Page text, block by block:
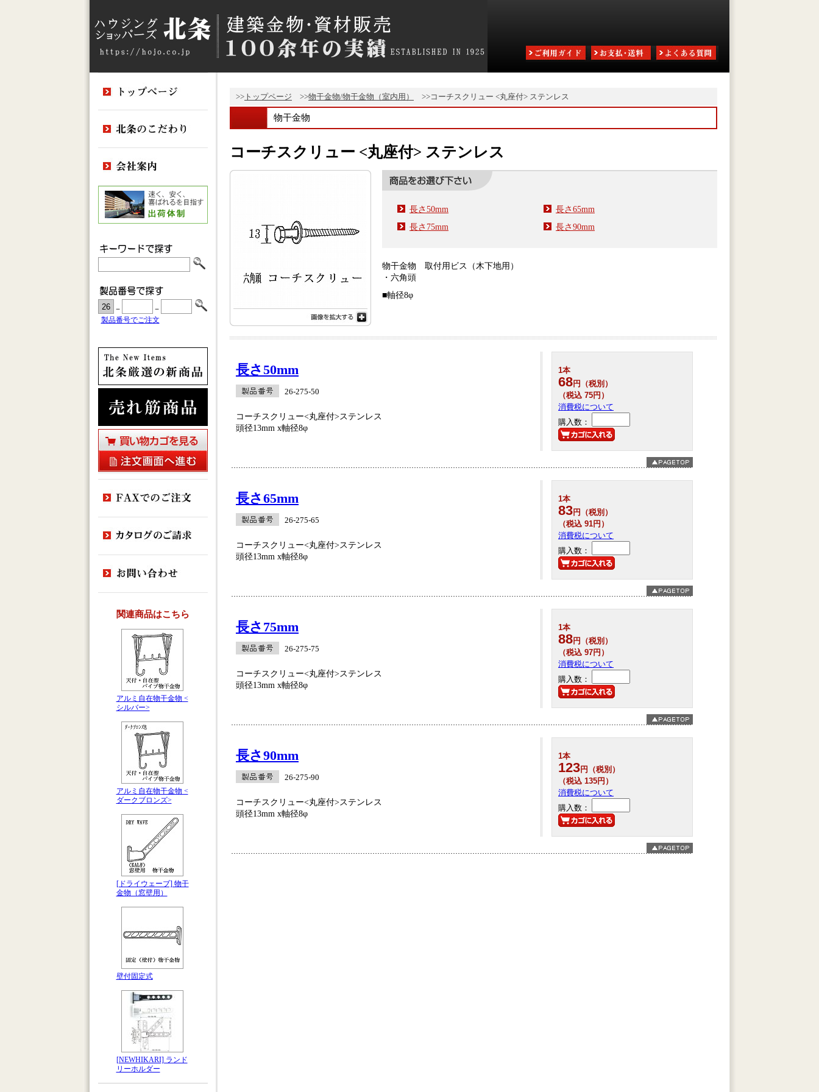
>> トップページ >>物干金物/物干金物（室内用） >>コーチスクリュー <丸座付> ステンレス
物干金物
コーチスクリュー <丸座付> ステンレス
長さ50mm
長さ65mm
長さ75mm
長さ90mm
物干金物 取付用ビス（木下地用）
・六角頭
■軸径8φ
長さ50mm
26-275-50
コーチスクリュー<丸座付>ステンレス
頭径13mm x軸径8φ
1本
68円（税別）
（税込 75円）
消費税について
購入数：
長さ65mm
26-275-65
コーチスクリュー<丸座付>ステンレス
頭径13mm x軸径8φ
1本
83円（税別）
（税込 91円）
消費税について
購入数：
長さ75mm
26-275-75
コーチスクリュー<丸座付>ステンレス
頭径13mm x軸径8φ
1本
88円（税別）
（税込 97円）
消費税について
購入数：
長さ90mm
26-275-90
コーチスクリュー<丸座付>ステンレス
頭径13mm x軸径8φ
1本
123円（税別）
（税込 135円）
消費税について
購入数：
－ －
製品番号でご注文
関連商品はこちら
アルミ自在物干金物 <
シルバー>
アルミ自在物干金物 <
ダークブロンズ>
[ドライウェーブ] 物干
金物（窓壁用）
壁付固定式
[NEWHIKARI] ランド
リーホルダー